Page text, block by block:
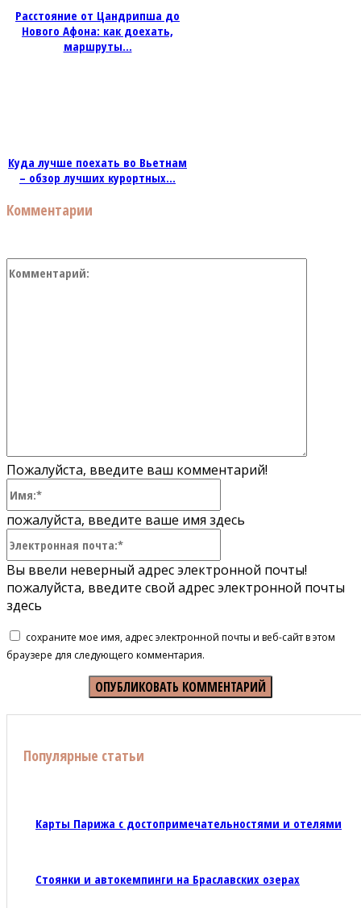
Расстояние от Цандрипша до
Нового Афона: как доехать,
маршруты...
Куда лучше поехать во Вьетнам
– обзор лучших курортных...
Комментарии
Пожалуйста, введите ваш комментарий!
пожалуйста, введите ваше имя здесь
Вы ввели неверный адрес электронной почты!
пожалуйста, введите свой адрес электронной почты
здесь
сохраните мое имя, адрес электронной почты и веб-сайт в этом
браузере для следующего комментария.
Популярные статьи
Карты Парижа с достопримечательностями и отелями
Стоянки и автокемпинги на Браславских озерах